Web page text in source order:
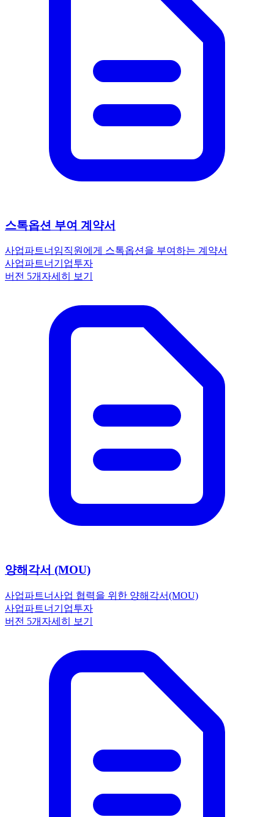
스톡옵션 부여 계약서
사업파트너 임직원에게 스톡옵션을 부여하는 계약서
사업파트너 기업투자
버전 5개 자세히 보기
양해각서 (MOU)
사업파트너사업 협력을 위한 양해각서(MOU)
사업파트너 기업투자
버전 5개 자세히 보기